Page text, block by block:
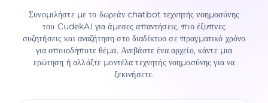
Συνομιλήστε με το δωρεάν chatbot τεχνητής νοημοσύνης
του CudekAI για άμεσες απαντήσεις, πιο έξυπνες
συζητήσεις και αναζήτηση στο διαδίκτυο σε πραγματικό χρόνο
για οποιοδήποτε θέμα. Ανεβάστε ένα αρχείο, κάντε μια
ερώτηση ή αλλάξτε μοντέλα τεχνητής νοημοσύνης για να
ξεκινήσετε.